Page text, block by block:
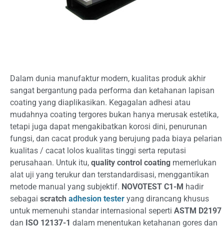
Dalam dunia manufaktur modern, kualitas produk akhir
sangat bergantung pada performa dan ketahanan lapisan
coating yang diaplikasikan. Kegagalan adhesi atau
mudahnya coating tergores bukan hanya merusak estetika,
tetapi juga dapat mengakibatkan korosi dini, penurunan
fungsi, dan cacat produk yang berujung pada biaya pelarian
kualitas / cacat lolos kualitas tinggi serta reputasi
perusahaan. Untuk itu, quality control coating memerlukan
alat uji yang terukur dan terstandardisasi, menggantikan
metode manual yang subjektif. NOVOTEST C1-M hadir
sebagai scratch adhesion tester yang dirancang khusus
untuk memenuhi standar internasional seperti ASTM D2197
dan ISO 12137-1 dalam menentukan ketahanan gores dan